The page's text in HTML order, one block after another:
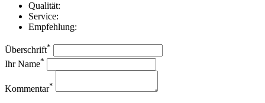
Qualität:
Service:
Empfehlung:
Überschrift*
Ihr Name*
Kommentar*